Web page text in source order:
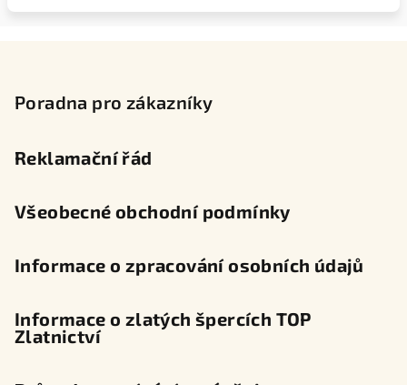
Poradna pro zákazníky
Reklamační řád
Všeobecné obchodní podmínky
Informace o zpracování osobních údajů
Informace o zlatých špercích TOP
Zlatnictví